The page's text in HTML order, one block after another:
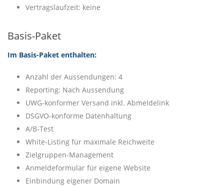
Vertragslaufzeit: keine
Basis-Paket
Im Basis-Paket enthalten:
Anzahl der Aussendungen: 4
Reporting: Nach Aussendung
UWG-konformer Versand inkl. Abmeldelink
DSGVO-konforme Datenhaltung
A/B-Test
White-Listing für maximale Reichweite
Zielgruppen-Management
Anmeldeformular für eigene Website
Einbindung eigener Domain